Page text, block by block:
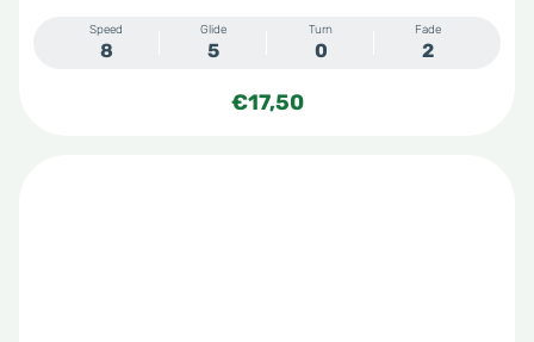
Speed
8
Glide
5
Turn
0
Fade
2
€17,50